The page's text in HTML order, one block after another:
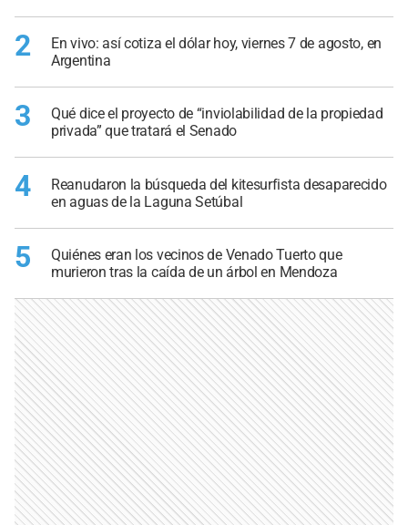
2
En vivo: así cotiza el dólar hoy, viernes 7 de agosto, en
Argentina
3
Qué dice el proyecto de “inviolabilidad de la propiedad
privada” que tratará el Senado
4
Reanudaron la búsqueda del kitesurfista desaparecido
en aguas de la Laguna Setúbal
5
Quiénes eran los vecinos de Venado Tuerto que
murieron tras la caída de un árbol en Mendoza